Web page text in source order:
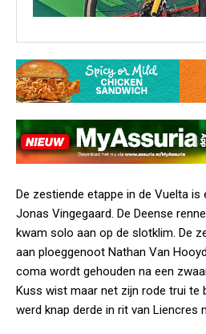
De zestiende etappe in de Vuelta
Jonas Vingegaard. De Deense
kwam solo aan op de slotklim. De
aan ploeggenoot Nathan Van
coma wordt gehouden na een
Kuss wist maar net zijn rode trui te
werd knap derde in rit van Liencres